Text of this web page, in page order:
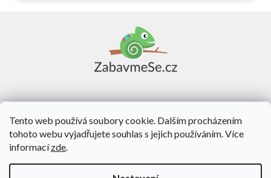
Tento web používá soubory cookie. Dalším procházením
tohoto webu vyjadřujete souhlas s jejich používáním. Více
informacízde.
O nás